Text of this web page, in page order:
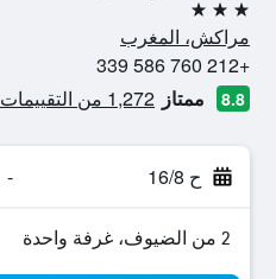
3 نجوم
مراكش، المغرب
+212 760 586 339
8.8 ممتاز 1,272 من التقييمات تم التحقق منها
ح 16/8 -
2 من الضيوف، غرفة واحدة